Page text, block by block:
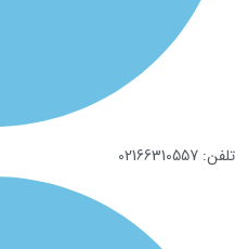
تلفن: 02166310557